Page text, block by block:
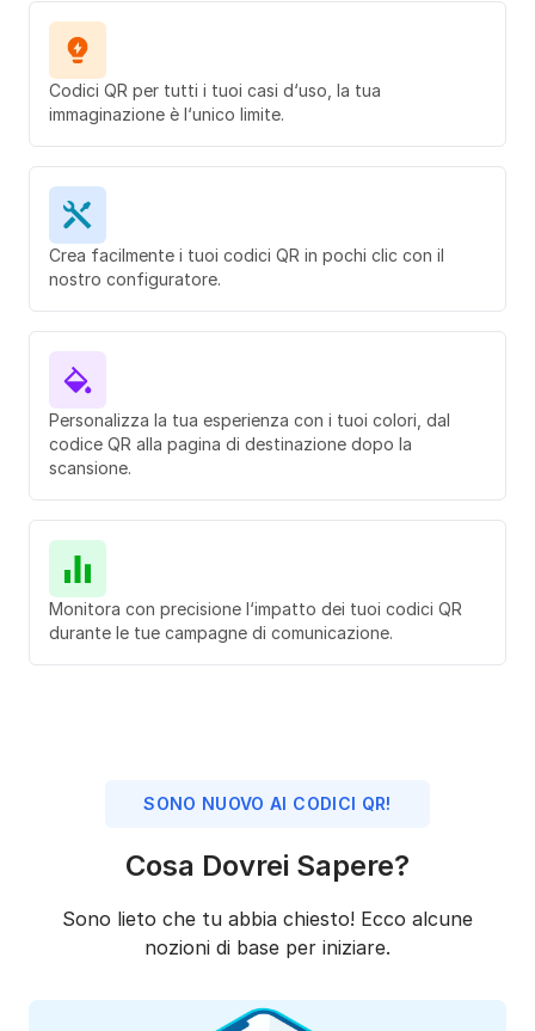
Codici QR per tutti i tuoi casi d‘uso, la tua
immaginazione è l‘unico limite.
Crea facilmente i tuoi codici QR in pochi clic con il
nostro configuratore.
Personalizza la tua esperienza con i tuoi colori, dal
codice QR alla pagina di destinazione dopo la
scansione.
Monitora con precisione l‘impatto dei tuoi codici QR
durante le tue campagne di comunicazione.
SONO NUOVO AI CODICI QR!
Cosa Dovrei Sapere?
Sono lieto che tu abbia chiesto! Ecco alcune
nozioni di base per iniziare.